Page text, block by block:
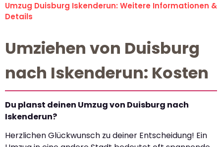
Umzug Duisburg Iskenderun: Weitere Informationen &
Details
Umziehen von Duisburg
nach Iskenderun: Kosten
Du planst deinen Umzug von Duisburg nach
Iskenderun?
Herzlichen Glückwunsch zu deiner Entscheidung! Ein